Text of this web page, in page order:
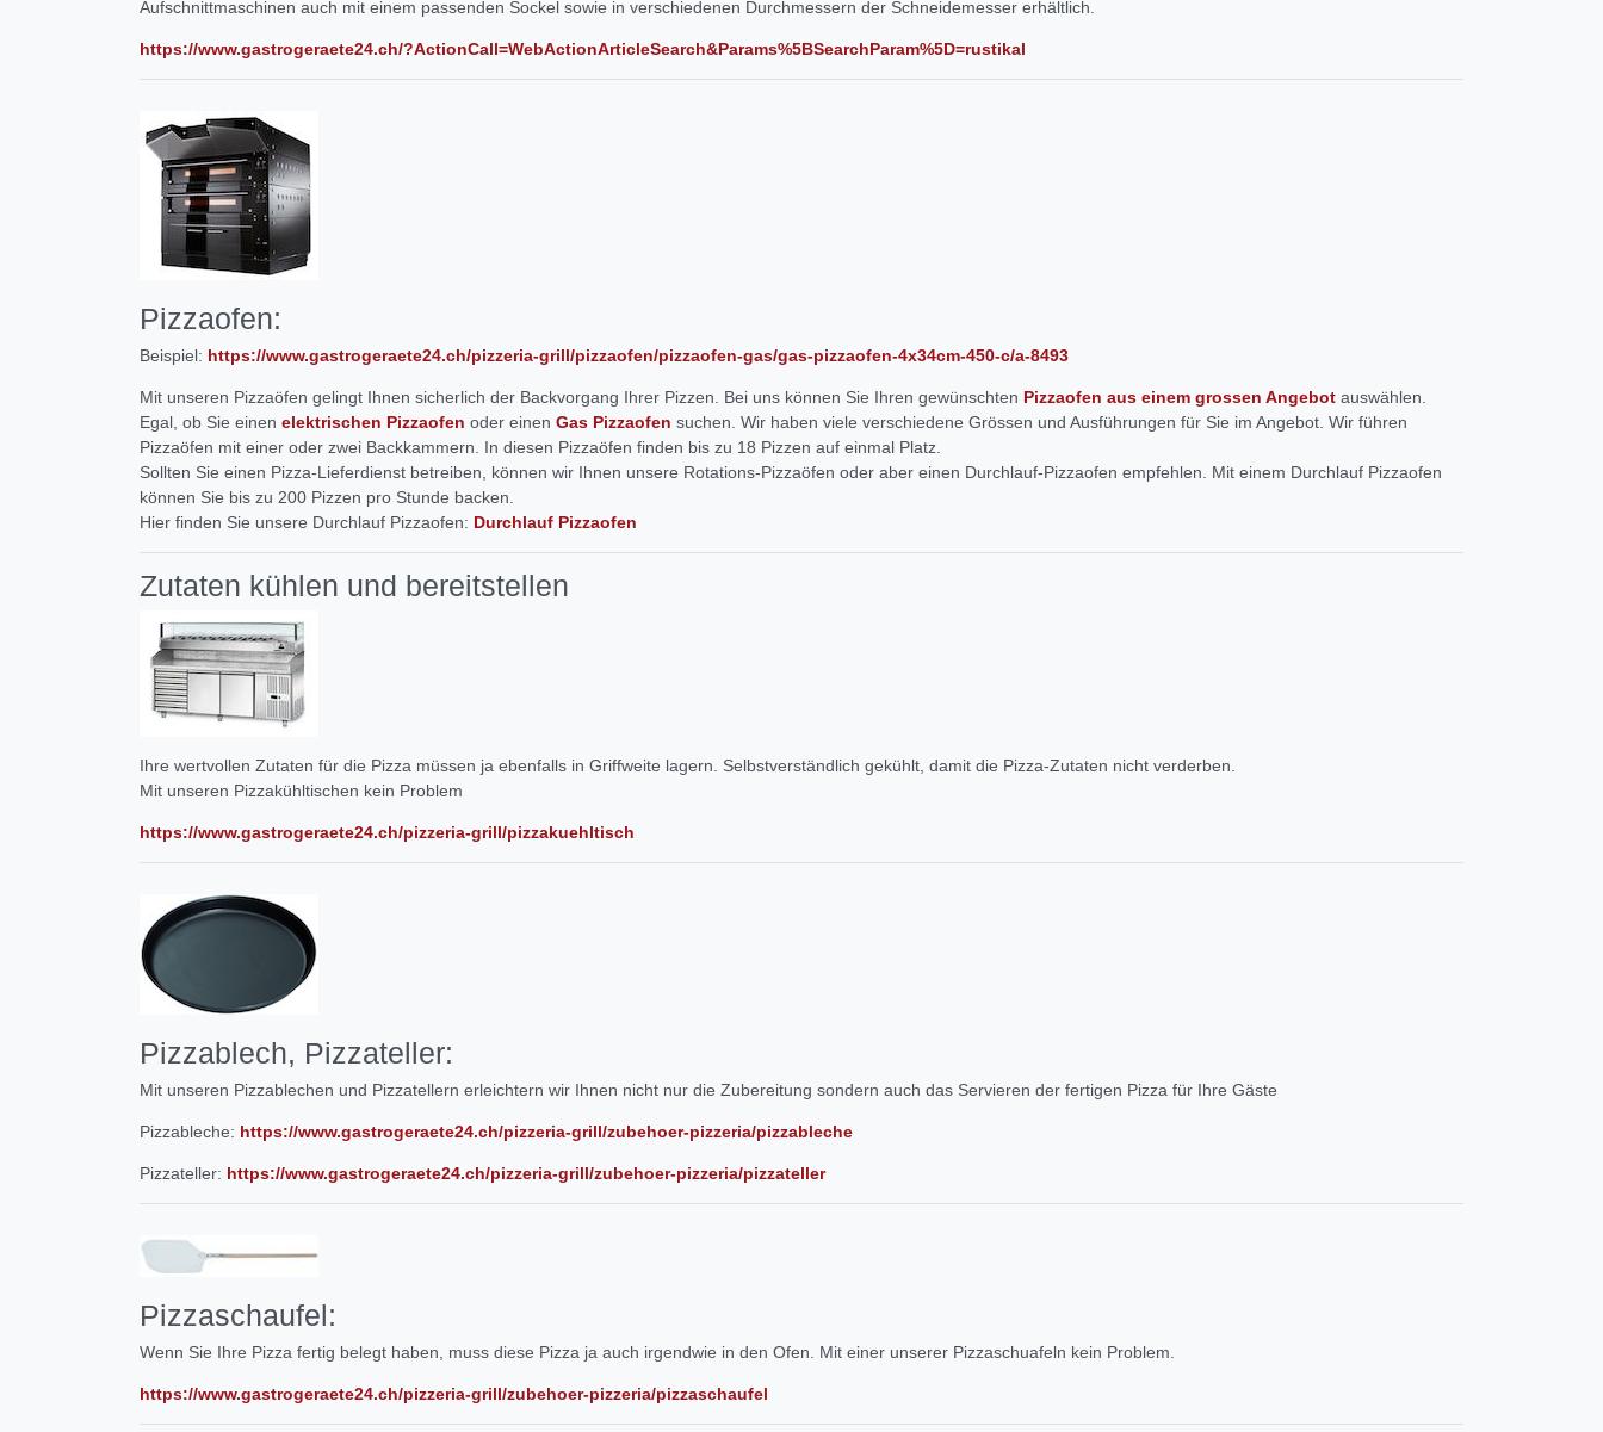
Aufschnittmaschinen auch mit einem passenden Sockel sowie in verschiedenen Durchmessern der Schneidemesser erhältlich.
https://www.gastrogeraete24.ch/?ActionCall=WebActionArticleSearch&Params%5BSearchParam%5D=rustikal
Pizzaofen:
Beispiel: https://www.gastrogeraete24.ch/pizzeria-grill/pizzaofen/pizzaofen-gas/gas-pizzaofen-4x34cm-450-c/a-8493
Mit unseren Pizzaöfen gelingt Ihnen sicherlich der Backvorgang Ihrer Pizzen. Bei uns können Sie Ihren gewünschten Pizzaofen aus einem grossen Angebot auswählen.
Egal, ob Sie einen elektrischen Pizzaofen oder einen Gas Pizzaofen suchen. Wir haben viele verschiedene Grössen und Ausführungen für Sie im Angebot. Wir führen
Pizzaöfen mit einer oder zwei Backkammern. In diesen Pizzaöfen finden bis zu 18 Pizzen auf einmal Platz.
Sollten Sie einen Pizza-Lieferdienst betreiben, können wir Ihnen unsere Rotations-Pizzaöfen oder aber einen Durchlauf-Pizzaofen empfehlen. Mit einem Durchlauf Pizzaofen
können Sie bis zu 200 Pizzen pro Stunde backen.
Hier finden Sie unsere Durchlauf Pizzaofen: Durchlauf Pizzaofen
Zutaten kühlen und bereitstellen
Ihre wertvollen Zutaten für die Pizza müssen ja ebenfalls in Griffweite lagern. Selbstverständlich gekühlt, damit die Pizza-Zutaten nicht verderben.
Mit unseren Pizzakühltischen kein Problem
https://www.gastrogeraete24.ch/pizzeria-grill/pizzakuehltisch
Pizzablech, Pizzateller:
Mit unseren Pizzablechen und Pizzatellern erleichtern wir Ihnen nicht nur die Zubereitung sondern auch das Servieren der fertigen Pizza für Ihre Gäste
Pizzableche: https://www.gastrogeraete24.ch/pizzeria-grill/zubehoer-pizzeria/pizzableche
Pizzateller: https://www.gastrogeraete24.ch/pizzeria-grill/zubehoer-pizzeria/pizzateller
Pizzaschaufel:
Wenn Sie Ihre Pizza fertig belegt haben, muss diese Pizza ja auch irgendwie in den Ofen. Mit einer unserer Pizzaschuafeln kein Problem.
https://www.gastrogeraete24.ch/pizzeria-grill/zubehoer-pizzeria/pizzaschaufel